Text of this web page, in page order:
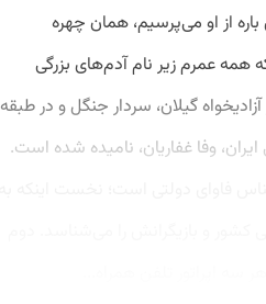
از او می‌پرسیم، همان چهره
عمرم زیر نام آدم‌های بزرگی
گیلان، سردار جنگل و در طبقه
وفا غفاریان، نامیده شده است.